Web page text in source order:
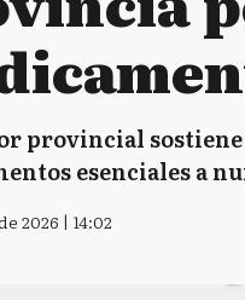
provincial
esenciales a
2026 | 14:02